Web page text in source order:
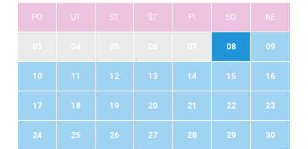
PO UT ST ŠT PI SO NE
08 09
10 11 12 13 14 15 16
17 18 19 20 21 22 23
24 25 26 27 28 29 30